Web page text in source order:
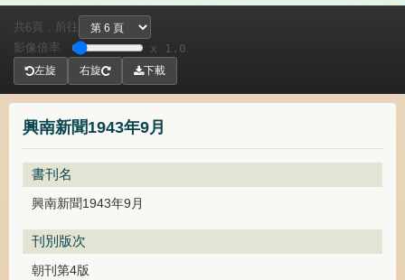
興南新聞1943年9月
書刊名
興南新聞1943年9月
刊別版次
朝刊第4版
共 6頁， 前往
影像倍率
x 1.0
左旋 右旋 下載